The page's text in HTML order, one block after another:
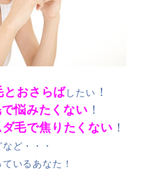
とおさらばしたい ！
悩みたくない ！
ダ毛で焦りたくない ！
など・・・
いるあなた！